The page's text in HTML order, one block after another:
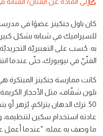
كان باول جنكينز عضوًا في
للسيراميك في شبابه بشكل كبير
به. حُسب على التعبيريّة
الفنّيّ في نيويورك، حتّى عندما
كانت ممارسة جنكينز المبتكرة
بلون شفّاف، مثل الأحجار
50. ترك الدهان يتراكم،
عادته استخدام سكين
ما وصف به عمله: "عندما أعمل